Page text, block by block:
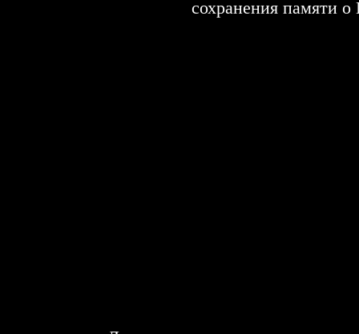
сохранения памяти